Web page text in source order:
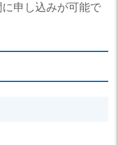
申し込みが可能で